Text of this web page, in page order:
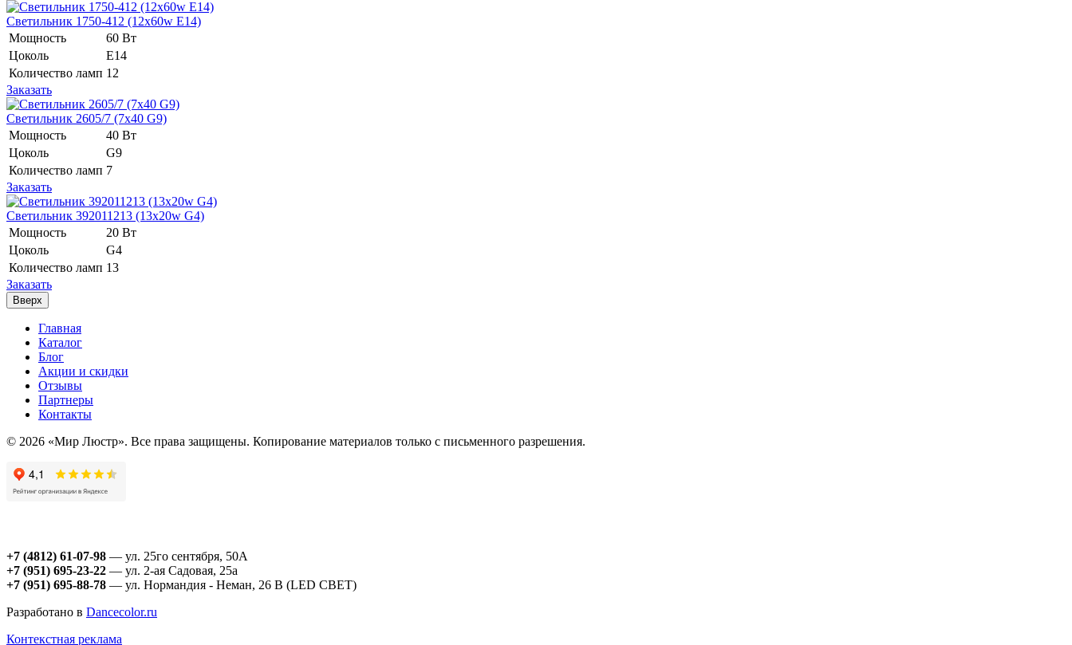
Светильник 1750-412 (12x60w E14)
Мощность
60 Вт
Цоколь
E14
Количество ламп 12
Заказать
Светильник 2605/7 (7x40 G9)
Мощность
40 Вт
Цоколь
G9
Количество ламп 7
Заказать
Светильник 392011213 (13x20w G4)
Мощность
20 Вт
Цоколь
G4
Количество ламп 13
Заказать
Вверх
Главная
Каталог
Блог
Акции и скидки
Отзывы
Партнеры
Контакты
© 2026 «Мир Люстр». Все права защищены. Копирование материалов только с письменного разрешения.
+7 (4812) 61-07-98 — ул. 25го сентября, 50А
+7 (951) 695-23-22 — ул. 2-ая Садовая, 25а
+7 (951) 695-88-78 — ул. Нормандия - Неман, 26 В (LED СВЕТ)
Разработано в Dancecolor.ru
Контекстная реклама